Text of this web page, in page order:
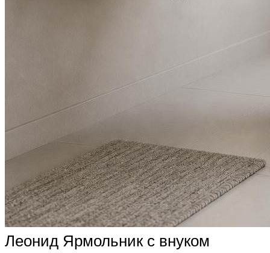
Леонид Ярмольник с внуком